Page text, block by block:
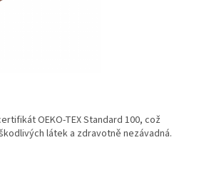
OEKO-TEX Standard 100, což
látek a zdravotně nezávadná.